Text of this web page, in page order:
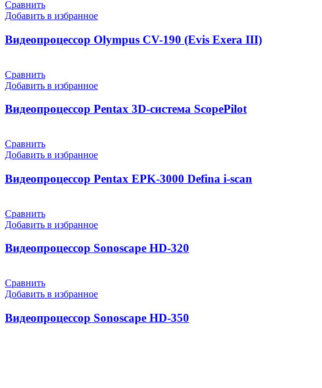
Сравнить
Добавить в избранное
Видеопроцессор Olympus CV-190 (Evis Exera III)
Сравнить
Добавить в избранное
Видеопроцессор Pentax 3D-система ScopePilot
Сравнить
Добавить в избранное
Видеопроцессор Pentax EPK-3000 Defina i-scan
Сравнить
Добавить в избранное
Видеопроцессор Sonoscape HD-320
Сравнить
Добавить в избранное
Видеопроцессор Sonoscape HD-350